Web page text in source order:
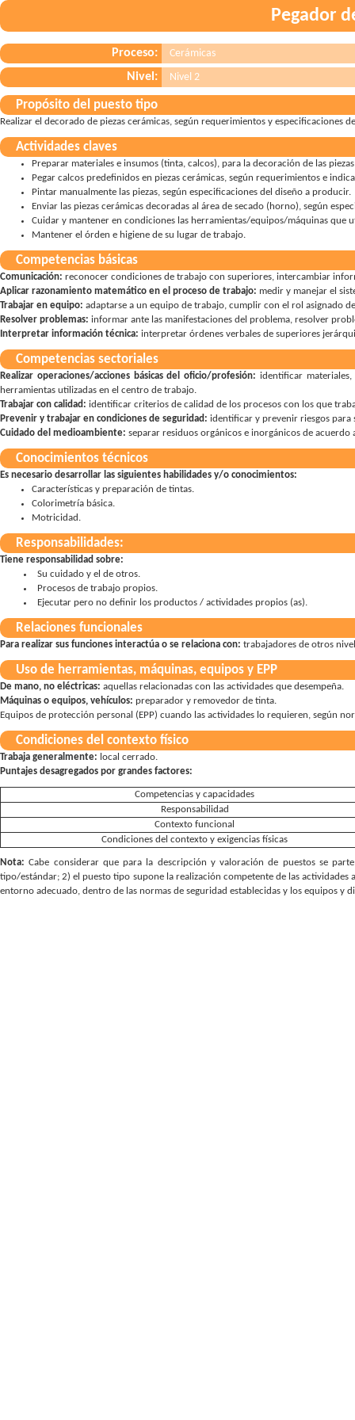
Pegador
Proceso: Cerámicas
Nivel: Nivel 2
Propósito del puesto tipo
Realizar el decorado de piezas cerámicas, según requerimientos y especificaciones
Actividades claves
Preparar materiales e insumos (tinta, calcos), para la decoración de las
Pegar calcos predefinidos en piezas cerámicas, según requerimientos e
Pintar manualmente las piezas, según especificaciones del diseño a producir.
Enviar las piezas cerámicas decoradas al área de secado (horno), según
Cuidar y mantener en condiciones las herramientas/equipos/máquinas que
Mantener el órden e higiene de su lugar de trabajo.
Competencias básicas
Comunicación: reconocer condiciones de trabajo con superiores, intercambiar
Aplicar razonamiento matemático en el proceso de trabajo: medir y manejar el
Trabajar en equipo: adaptarse a un equipo de trabajo, cumplir con el rol asignado
Resolver problemas: informar ante las manifestaciones del problema, resolver
Interpretar información técnica: interpretar órdenes verbales de superiores
Competencias sectoriales
Realizar operaciones/acciones básicas del oficio/profesión: identificar
herramientas utilizadas en el centro de trabajo
Trabajar con calidad: identificar criterios de calidad de los procesos con los que
Prevenir y trabajar en condiciones de seguridad: identificar y prevenir riesgos para
Cuidado del medioambiente: separar residuos orgánicos e inorgánicos de
Conocimientos técnicos
Es necesario desarrollar las siguientes habilidades y/o conocimientos:
Características y preparación de tintas.
Colorimetría básica.
Motricidad.
Responsabilidades:
Tiene responsabilidad sobre:
Su cuidado y el de otros
Procesos de trabajo propios
Ejecutar pero no definir los productos / actividades propios (as)
Relaciones funcionales
Para realizar sus funciones interactúa o se relaciona con: trabajadores de otros
Uso de herramientas, máquinas, equipos y EPP
De mano, no eléctricas: aquellas relacionadas con las actividades que desempeña
Máquinas o equipos, vehículos: preparador y removedor de tinta
Equipos de protección personal (EPP) cuando las actividades lo requieren, según
Condiciones del contexto físico
Trabaja generalmente: local cerrado
Puntajes desagregados por grandes factores:
Competencias y capacidades
Responsabilidad
Contexto funcional
Condiciones del contexto y exigencias físicas
Nota:Cabe considerar que para la descripción y valoración de puestos se
tipo/estándar; 2) el puesto tipo supone la realización competente de las
entorno adecuado, dentro de las normas de seguridad establecidas y los equipos y